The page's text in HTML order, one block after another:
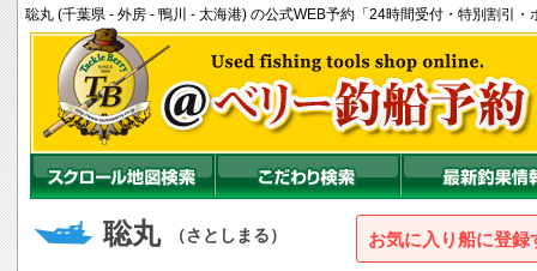
聡丸 (千葉県 - 外房 - 鴨川 - 太海港) の公式WEB予約「24時間受付・特別割引・
聡丸 （さとしまる） お気に入り船に登録